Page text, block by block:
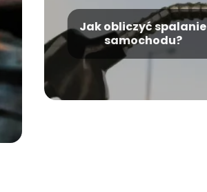
Jak obliczyć spalanie
samochodu?